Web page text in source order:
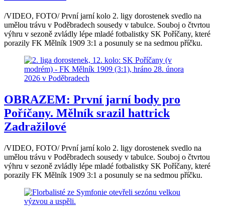
/VIDEO, FOTO/ První jarní kolo 2. ligy dorostenek svedlo na
umělou trávu v Poděbradech sousedy v tabulce. Souboj o čtvrtou
výhru v sezoně zvládly lépe mladé fotbalistky SK Poříčany, které
porazily FK Mělník 1909 3:1 a posunuly se na sedmou příčku.
OBRAZEM: První jarní body pro
Poříčany. Mělník srazil hattrick
Zadražilové
/VIDEO, FOTO/ První jarní kolo 2. ligy dorostenek svedlo na
umělou trávu v Poděbradech sousedy v tabulce. Souboj o čtvrtou
výhru v sezoně zvládly lépe mladé fotbalistky SK Poříčany, které
porazily FK Mělník 1909 3:1 a posunuly se na sedmou příčku.